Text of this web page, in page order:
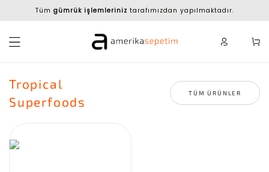
Tüm gümrük işlemleriniz tarafımızdan yapılmaktadır.
Tropical
Superfoods
TÜM ÜRÜNLER